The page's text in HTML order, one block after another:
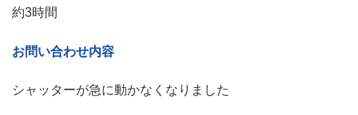
約3時間
お問い合わせ内容
シャッターが急に動かなくなりました